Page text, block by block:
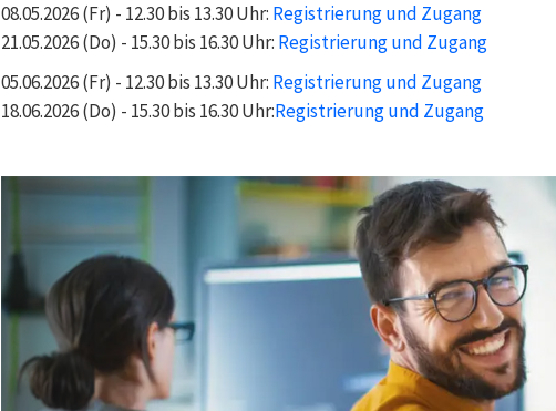
08.05.2026 (Fr) - 12.30 bis 13.30 Uhr: Registrierung und Zugang
21.05.2026 (Do) - 15.30 bis 16.30 Uhr: Registrierung und Zugang
05.06.2026 (Fr) - 12.30 bis 13.30 Uhr: Registrierung und Zugang
18.06.2026 (Do) - 15.30 bis 16.30 Uhr:Registrierung und Zugang